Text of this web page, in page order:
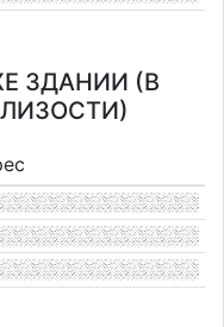
ЗДАНИИ (В